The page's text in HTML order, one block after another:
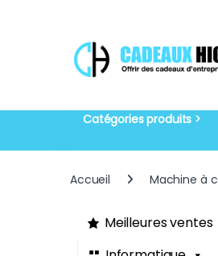
Accueil Machine à
Meilleures ventes